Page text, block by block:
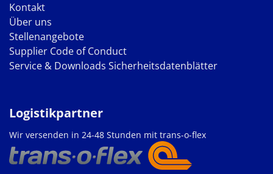
Kontakt
Über uns
Stellenangebote
Supplier Code of Conduct
Service & Downloads Sicherheitsdatenblätter
Logistikpartner
Wir versenden in 24-48 Stunden mit trans-o-flex